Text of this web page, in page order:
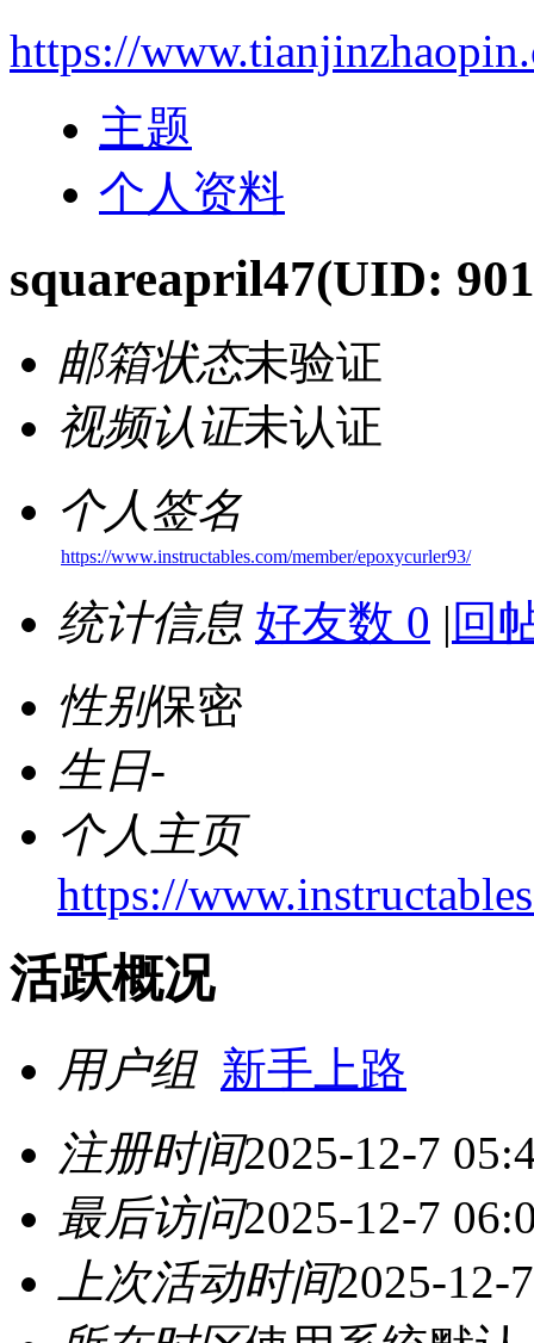
https://
主题
个人资料
squareapril47(UID:
邮箱状态未验证
视频认证未认证
个人签名
https://www.instructables.com/member/epoxycurler93/
统计信息 好友数 0 | 回
性别保密
生日-
个人主页
https://
活跃概况
用户组 新手上路
注册时间2025-12-7
最后访问2025-12-7
上次活动时间2025-12-